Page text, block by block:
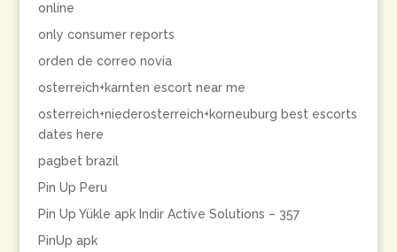
online
only consumer reports
orden de correo novia
osterreich+karnten escort near me
osterreich+niederosterreich+korneuburg best escorts
dates here
pagbet brazil
Pin Up Peru
Pin Up Yükle apk Indir Active Solutions – 357
PinUp apk